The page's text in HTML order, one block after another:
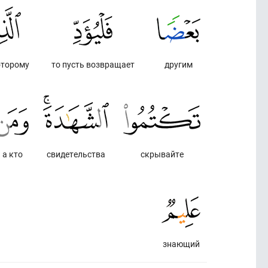
другим
то пусть возвращает
скрывайте
свидетельства
а кто
знающий